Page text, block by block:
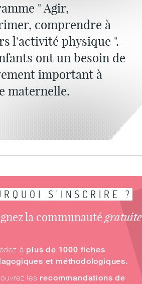
" Agir,
comprendre à
l'activité physique ".
ont un besoin de
important à
maternelle.
S'INSCRIRE ?
la communauté
à plus de 1000 fiches
et méthodologiques.
les recommandations de